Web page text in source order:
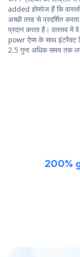
added होमपेज हैं कि
अच्छी तरह से प्रदर्शित
प्रदान करता है। वास्तव में
powr ऐप्स के साथ इंटरैक्ट
2.5 गुना अधिक समय तक
200%